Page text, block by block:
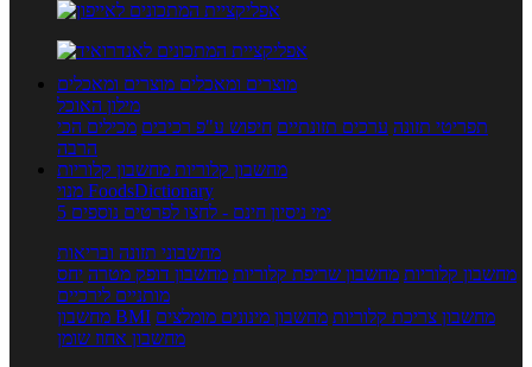
מוצרים ומאכלים מוצרים ומאכלים
מילון האוכל
תפריטי תזונה ערכים תזונתיים חיפוש ע"פ רכיבים מכילים הכי
הרבה
מחשבון קלוריות מחשבון קלוריות
מנוי FoodsDictionary
5 ימי ניסיון חינם - לחצו לפרטים נוספים
מחשבוני תזונה ובריאות
מחשבון קלוריות מחשבון שריפת קלוריות מחשבון דופק מטרה יחס
מותניים לירכיים
מחשבון BMI
מחשבון צריכת קלוריות מחשבון מינונים מומלצים
מחשבון אחוז שומן